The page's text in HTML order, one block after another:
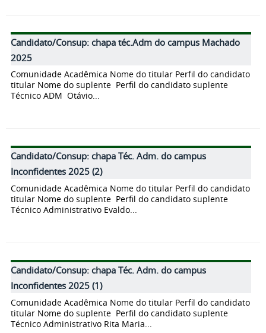
Candidato/Consup: chapa téc.Adm do campus Machado
2025
Comunidade Acadêmica Nome do titular Perfil do candidato
titular Nome do suplente Perfil do candidato suplente
Técnico ADM Otávio...
Candidato/Consup: chapa Téc. Adm. do campus
Inconfidentes 2025 (2)
Comunidade Acadêmica Nome do titular Perfil do candidato
titular Nome do suplente Perfil do candidato suplente
Técnico Administrativo Evaldo...
Candidato/Consup: chapa Téc. Adm. do campus
Inconfidentes 2025 (1)
Comunidade Acadêmica Nome do titular Perfil do candidato
titular Nome do suplente Perfil do candidato suplente
Técnico Administrativo Rita Maria...